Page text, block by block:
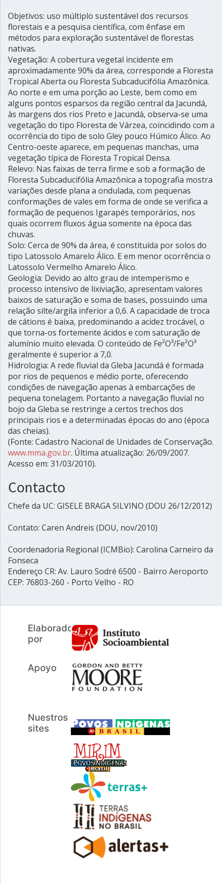
Objetivos: uso múltiplo sustentável dos recursos
florestais e a pesquisa científica, com ênfase em
métodos para exploração sustentável de florestas
nativas.
Vegetação: A cobertura vegetal incidente em
aproximadamente 90% da área, corresponde a Floresta
Tropical Aberta ou Floresta Subcaducifólia Amazônica.
Ao norte e em uma porção ao Leste, bem como em
alguns pontos esparsos da região central da Jacundá,
às margens dos rios Preto e Jacundá, observa-se uma
vegetação do tipo Floresta de Várzea, coincidindo com a
ocorrência do tipo de solo Gley pouco Húmico Álico. Ao
Centro-oeste aparece, em pequenas manchas, uma
vegetação típica de Floresta Tropical Densa.
Relevo: Nas faixas de terra firme e sob a formação de
Floresta Subcaducifólia Amazônica a topografia mostra
variações desde plana a ondulada, com pequenas
conformações de vales em forma de onde se verifica a
formação de pequenos Igarapés temporários, nos
quais ocorrem fluxos água somente na época das
chuvas.
Solo: Cerca de 90% da área, é constituída por solos do
tipo Latossolo Amarelo Álico. E em menor ocorrência o
Latossolo Vermelho Amarelo Álico.
Geologia: Devido ao alto grau de intemperismo e
processo intensivo de lixiviação, apresentam valores
baixos de saturação e soma de bases, possuindo uma
relação silte/argila inferior a 0,6. A capacidade de troca
de cátions é baixa, predominando a acidez trocável, o
que torna-os fortemente ácidos e com saturação de
alumínio muito elevada. O conteúdo de Fe²O³/Fe²O³
geralmente é superior a 7,0.
Hidrologia: A rede fluvial da Gleba Jacundá é formada
por rios de pequenos e médio porte, oferecendo
condições de navegação apenas à embarcações de
pequena tonelagem. Portanto a navegação fluvial no
bojo da Gleba se restringe a certos trechos dos
principais rios e a determinadas épocas do ano (época
das cheias).
(Fonte: Cadastro Nacional de Unidades de Conservação.
www.mma.gov.br. Última atualização: 26/09/2007.
Acesso em: 31/03/2010).
Contacto
Chefe da UC: GISELE BRAGA SILVINO (DOU 26/12/2012)
Contato: Caren Andreis (DOU, nov/2010)
Coordenadoria Regional (ICMBio): Carolina Carneiro da
Fonseca
Endereço CR: Av. Lauro Sodré 6500 - Bairro Aeroporto
CEP: 76803-260 - Porto Velho - RO